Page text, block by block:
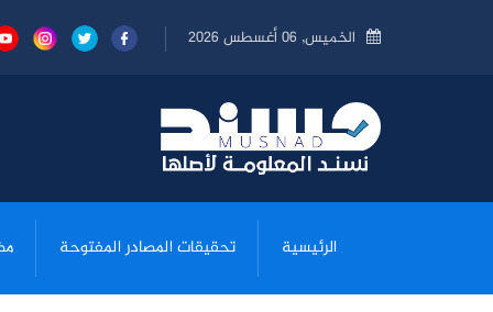
الخميس, 06 أغسطس 2026
الرئيسية تحقيقات المصادر المفتوحة